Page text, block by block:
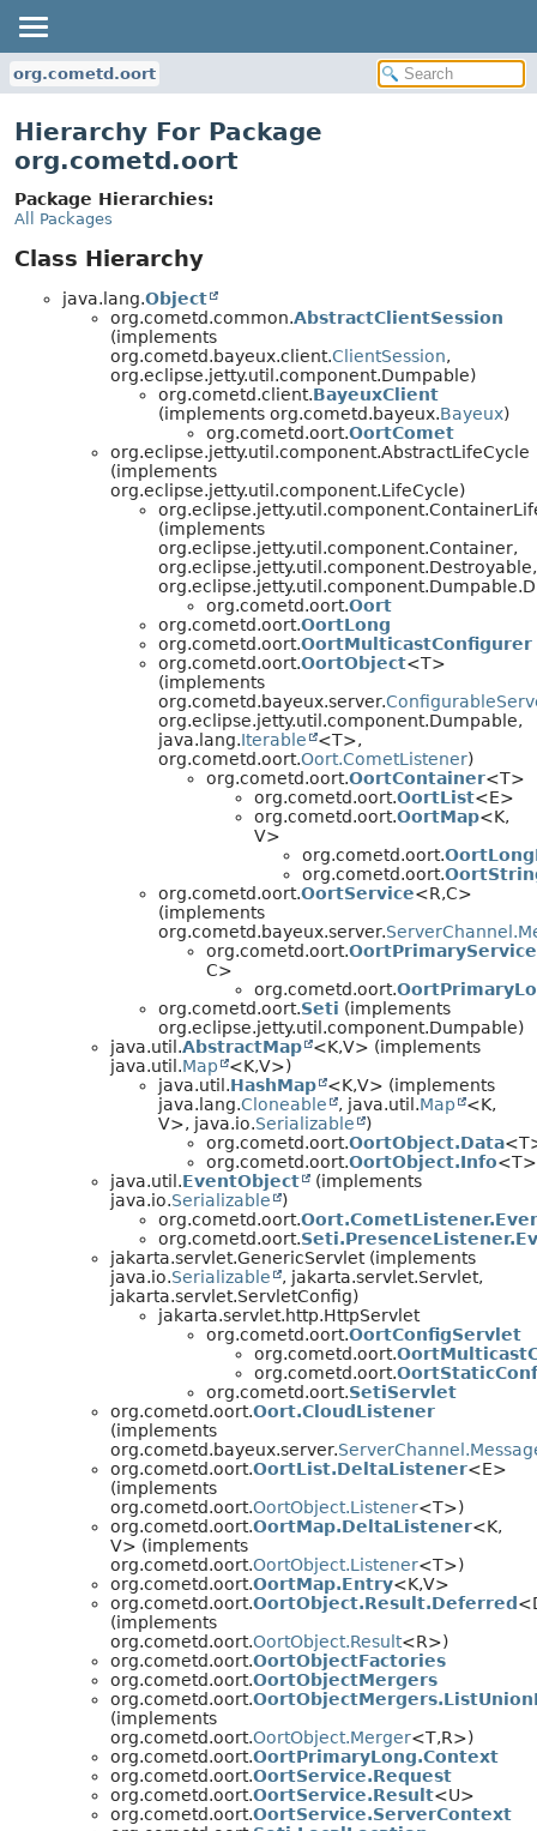
org.cometd.oort
Hierarchy For Package
org.cometd.oort
Package Hierarchies:
All Packages
Class Hierarchy
java.lang.Object
org.cometd.common.AbstractClientSession
(implements
org.cometd.bayeux.client.ClientSession,
org.eclipse.jetty.util.component.Dumpable)
org.cometd.client.BayeuxClient
(implements org.cometd.bayeux.Bayeux)
org.cometd.oort.OortComet
org.eclipse.jetty.util.component.AbstractLifeCycle
(implements
org.eclipse.jetty.util.component.LifeCycle)
(implements
org.eclipse.jetty.util.component.Container,
org.eclipse.jetty.util.component.Destroyable,
org.cometd.oort.Oort
org.cometd.oort.OortLong
org.cometd.oort.OortMulticastConfigurer
org.cometd.oort.OortObject<T>
(implements
org.cometd.bayeux.server.
org.eclipse.jetty.util.component.Dumpable,
java.lang.Iterable
<T>,
org.cometd.oort.Oort.CometListener)
org.cometd.oort.OortContainer<T>
org.cometd.oort.OortList<E>
org.cometd.oort.OortMap<K,
V>
org.cometd.oort.
org.cometd.oort.
org.cometd.oort.OortService<R,C>
(implements
org.cometd.bayeux.server.
org.cometd.oort.OortPrimaryService
C>
org.cometd.oort.
org.cometd.oort.Seti (implements
org.eclipse.jetty.util.component.Dumpable)
java.util.AbstractMap <K,V> (implements
java.util.Map <K,V>)
java.util.HashMap <K,V> (implements
java.lang.Cloneable , java.util.Map
<K,
V>, java.io.Serializable
)
org.cometd.oort.OortObject.Data
org.cometd.oort.OortObject.Info<T>
java.util.EventObject
(implements
java.io.Serializable
)
org.cometd.oort.
org.cometd.oort.
jakarta.servlet.GenericServlet (implements
java.io.Serializable
, jakarta.servlet.Servlet,
jakarta.servlet.ServletConfig)
jakarta.servlet.http.HttpServlet
org.cometd.oort.OortConfigServlet
org.cometd.oort.
org.cometd.oort.
org.cometd.oort.SetiServlet
org.cometd.oort.Oort.CloudListener
(implements
org.cometd.bayeux.server.
org.cometd.oort.OortList.DeltaListener<E>
(implements
org.cometd.oort.OortObject.Listener<T>)
org.cometd.oort.OortMap.DeltaListener<K,
V> (implements
org.cometd.oort.OortObject.Listener<T>)
org.cometd.oort.OortMap.Entry<K,V>
org.cometd.oort.OortObject.Result.Deferred
(implements
org.cometd.oort.OortObject.Result<R>)
org.cometd.oort.OortObjectFactories
org.cometd.oort.OortObjectMergers
org.cometd.oort.
(implements
org.cometd.oort.OortObject.Merger<T,R>)
org.cometd.oort.OortPrimaryLong.Context
org.cometd.oort.OortService.Request
org.cometd.oort.OortService.Result<U>
org.cometd.oort.OortService.ServerContext